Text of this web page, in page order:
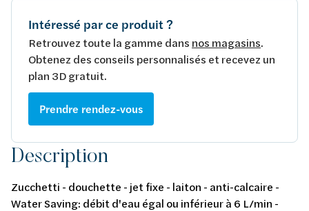
Intéressé par ce produit ?
Retrouvez toute la gamme dans nos magasins.
Obtenez des conseils personnalisés et recevez un
plan 3D gratuit.
Prendre rendez-vous
Description
Zucchetti - douchette - jet fixe - laiton - anti-calcaire -
Water Saving: débit d'eau égal ou inférieur à 6 L/min -